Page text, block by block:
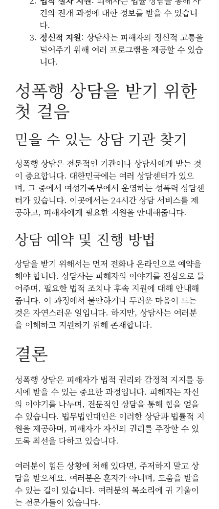
건의 전개 과정에 대한 정보를 받을 수 있습니
다.
정신적 지원: 상담사는 피해자의 정신적 고통을
덜어주기 위해 여러 프로그램을 제공할 수 있습
니다.
성폭행 상담을 받기 위한
첫 걸음
믿을 수 있는 상담 기관 찾기
성폭행 상담은 전문적인 기관이나 상담사에게 받는 것
이 중요합니다. 대한민국에는 여러 상담센터가 있으
며, 그 중에서 여성가족부에서 운영하는 성폭력 상담센
터가 있습니다. 이곳에서는 24시간 상담 서비스를 제
공하고, 피해자에게 필요한 지원을 안내해줍니다.
상담 예약 및 진행 방법
상담을 받기 위해서는 먼저 전화나 온라인으로 예약을
해야 합니다. 상담사는 피해자의 이야기를 진심으로 들
어주며, 필요한 법적 조치나 후속 지원에 대해 안내해
줍니다. 이 과정에서 불안하거나 두려운 마음이 드는
것은 자연스러운 일입니다. 하지만, 상담사는 여러분
을 이해하고 지원하기 위해 존재합니다.
결론
성폭행 상담은 피해자가 법적 권리와 감정적 지지를 동
시에 받을 수 있는 중요한 과정입니다. 피해자는 자신
의 이야기를 나누며, 전문적인 상담을 통해 힘을 얻을
수 있습니다. 법무법인대인은 이러한 상담과 법률적 지
원을 제공하며, 피해자가 자신의 권리를 주장할 수 있
도록 최선을 다하고 있습니다.
여러분이 힘든 상황에 처해 있다면, 주저하지 말고 상
담을 받으세요. 여러분은 혼자가 아니며, 도움을 받을
수 있는 길이 있습니다. 여러분의 목소리에 귀 기울이
는 전문가들이 있습니다.